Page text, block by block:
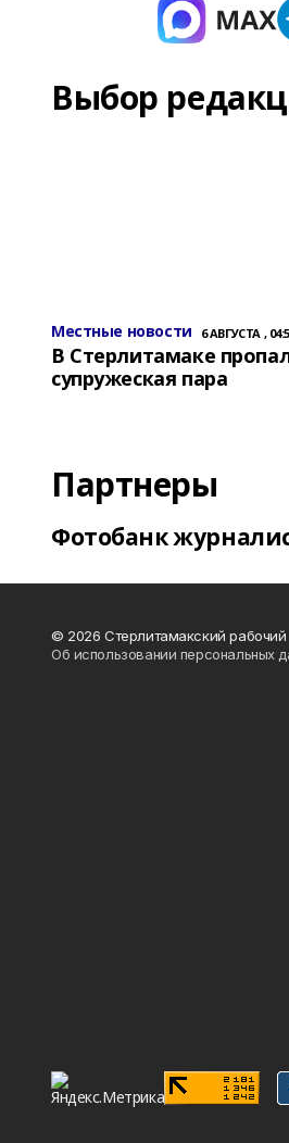
Выбор
Местные новости 6 АВГУСТА ,
В Стерлитамаке
супружеская пара
Партнеры
Фотобанк
© 2026 Стерлитамакский рабочий
Об использовании персональных